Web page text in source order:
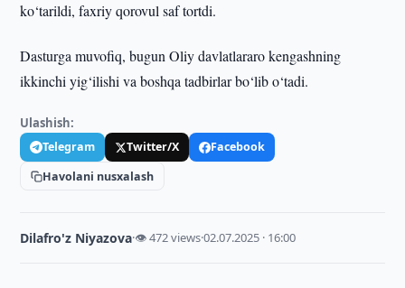
ko‘tarildi, faxriy qorovul saf tortdi.
Dasturga muvofiq, bugun Oliy davlatlararo kengashning
ikkinchi yig‘ilishi va boshqa tadbirlar bo‘lib o‘tadi.
Ulashish:
Telegram Twitter/X
Facebook
Havolani nusxalash
Dilafro'z Niyazova·👁 472 views·02.07.2025 · 16:00